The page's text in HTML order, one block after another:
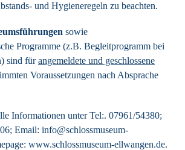
und Hygieneregeln zu beachten.
sowie
Programme (z.B. Begleitprogramm bei
sind fürangemeldete und geschlossene
Voraussetzungen nach Absprache
Informationen unter Tel:. 07961/54380;
Email: info@schlossmuseum-
www.schlossmuseum-ellwangen.de.